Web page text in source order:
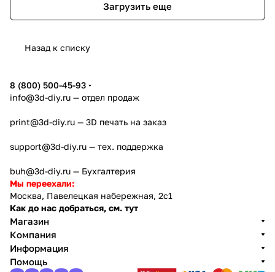
Загрузить еще
Назад к списку
8 (800) 500-45-93
info@3d-diy.ru — отдел продаж
print@3d-diy.ru — 3D печать на заказ
support@3d-diy.ru — тех. поддержка
buh@3d-diy.ru — Бухгалтерия
Мы переехали:
Москва, Павелецкая набережная, 2с1
Как до нас добраться, см. тут
Магазин
Компания
Информация
Помощь